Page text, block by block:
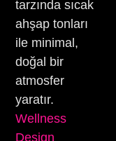
tarzında sıcak
ahşap tonları
ile minimal,
doğal bir
atmosfer
yaratır.
Wellness
Design